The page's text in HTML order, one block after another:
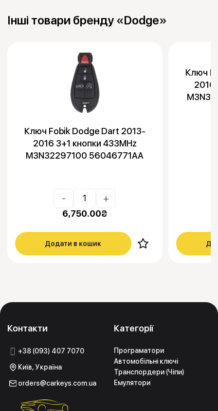
Інші товари бренду «Dodge»
Ключ Fobik Dodge Dart 2013-
2016 3+1 кнопки 433MHz
M3N32297100 56046771AA
- +
6,750.00₴
Додати в кошик
Ключ
2016
Контакти
+38 (093) 407 7070
Київ, Україна
orders@carkeys.com.ua
Категорії
Програматори
Автомобільні ключі
Транспордери (Чіпи)
Емулятори